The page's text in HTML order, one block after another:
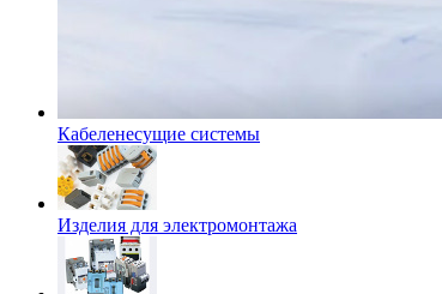
Кабеленесущие системы
Изделия для электромонтажа